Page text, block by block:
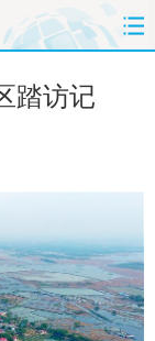
财经
法治
汽车
公司
踏访记